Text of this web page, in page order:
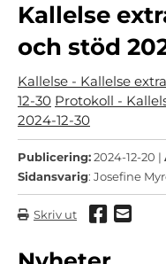
Kallelse
och stöd
Kallelse - Kallelse
12-30 Protokoll -
2024-12-30
Publicering:2024-12-20 |
Sidansvarig: Josefine
Skriv ut Dela